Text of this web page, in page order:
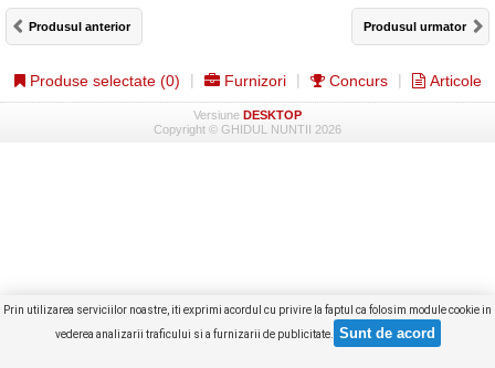
Produsul anterior Produsul urmator
Prin utilizarea serviciilor noastre, iti exprimi acordul cu privire la faptul ca folosim module cookie in
vederea analizarii traficului si a furnizarii de publicitate.
Produse selectate (0) Furnizori Concurs Articole
Versiune DESKTOP
Copyright © GHIDUL NUNTII 2026